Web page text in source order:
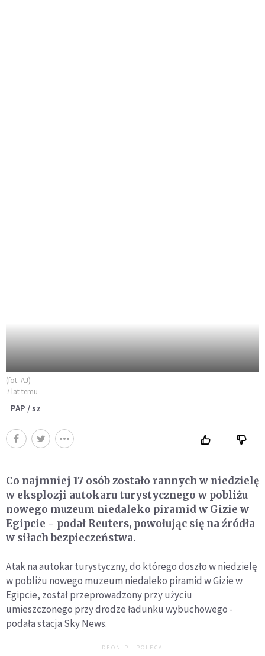
(fot. AJ)
7 lat temu
PAP / sz
Co najmniej 17 osób zostało rannych w niedzielę
w eksplozji autokaru turystycznego w pobliżu
nowego muzeum niedaleko piramid w Gizie w
Egipcie - podał Reuters, powołując się na źródła
w siłach bezpieczeństwa.
Atak na autokar turystyczny, do którego doszło w niedzielę
w pobliżu nowego muzeum niedaleko piramid w Gizie w
Egipcie, został przeprowadzony przy użyciu
umieszczonego przy drodze ładunku wybuchowego -
podała stacja Sky News.
DEON.PL POLECA